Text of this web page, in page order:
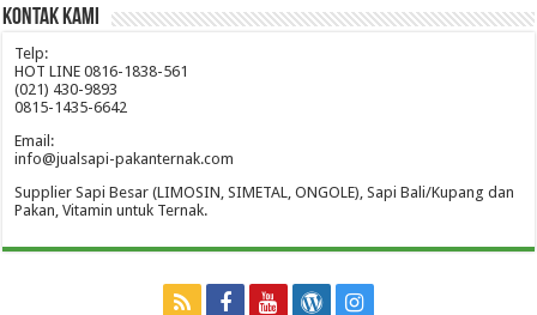
Kontak Kami
Telp:
HOT LINE 0816-1838-561
(021) 430-9893
0815-1435-6642
Email:
info@jualsapi-pakanternak.com
Supplier Sapi Besar (LIMOSIN, SIMETAL, ONGOLE), Sapi Bali/Kupang dan
Pakan, Vitamin untuk Ternak.